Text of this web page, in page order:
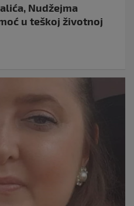
Nudžejma
u teškoj životnoj